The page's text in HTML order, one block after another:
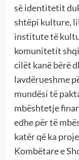
së identitetit
shtëpi kulture,
institute të
komunitetit
cilët kanë bërë
lavdërueshme
mundësi të
mbështetje
edhe për të
katër që ka
Kombëtare e